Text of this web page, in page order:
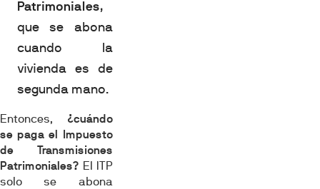
Patrimoniales,
que se abona
cuando la
vivienda es de
segunda mano.
Entonces, ¿cuándo
se paga el Impuesto
de Transmisiones
Patrimoniales? El ITP
solo se abona